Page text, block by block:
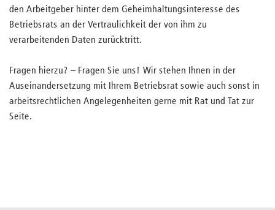
den Arbeitgeber hinter dem Geheimhaltungsinteresse des
Betriebsrats an der Vertraulichkeit der von ihm zu
verarbeitenden Daten zurücktritt.
Fragen hierzu? – Fragen Sie uns! Wir stehen Ihnen in der
Auseinandersetzung mit Ihrem Betriebsrat sowie auch sonst in
arbeitsrechtlichen Angelegenheiten gerne mit Rat und Tat zur
Seite.